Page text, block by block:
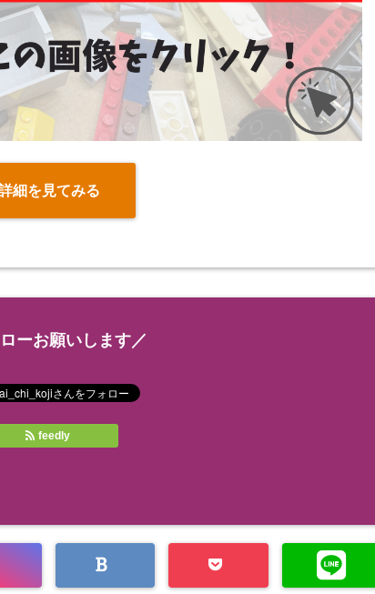
細を見てみる
ーお願いします／
feedly